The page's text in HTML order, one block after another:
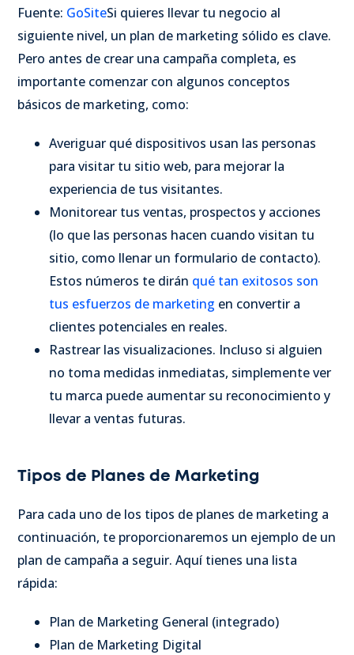
Fuente: GoSiteSi quieres llevar tu negocio al
siguiente nivel, un plan de marketing sólido es clave.
Pero antes de crear una campaña completa, es
importante comenzar con algunos conceptos
básicos de marketing, como:
Averiguar qué dispositivos usan las personas
para visitar tu sitio web, para mejorar la
experiencia de tus visitantes.
Monitorear tus ventas, prospectos y acciones
(lo que las personas hacen cuando visitan tu
sitio, como llenar un formulario de contacto).
Estos números te dirán qué tan exitosos son
tus esfuerzos de marketing en convertir a
clientes potenciales en reales.
Rastrear las visualizaciones. Incluso si alguien
no toma medidas inmediatas, simplemente ver
tu marca puede aumentar su reconocimiento y
llevar a ventas futuras.
Tipos de Planes de Marketing
Para cada uno de los tipos de planes de marketing a
continuación, te proporcionaremos un ejemplo de un
plan de campaña a seguir. Aquí tienes una lista
rápida:
Plan de Marketing General (integrado)
Plan de Marketing Digital